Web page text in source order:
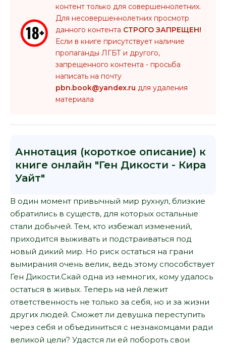
контент только для совершеннолетних.
Для несовершеннолетних просмотр
данного контента СТРОГО ЗАПРЕЩЕН!
Если в книге присутствует наличие
пропаганды ЛГБТ и другого,
запрещенного контента - просьба
написать на почту
pbn.book@yandex.ru для удаления
материала
Аннотация (короткое описание) к
книге онлайн "Ген Дикости - Кира
Уайт"
В один момент привычный мир рухнул, близкие
обратились в существ, для которых остальные
стали добычей. Тем, кто избежал изменений,
приходится выживать и подстраиваться под
новый дикий мир. Но риск остаться на грани
вымирания очень велик, ведь этому способствует
Ген Дикости.Скай одна из немногих, кому удалось
остаться в живых. Теперь на ней лежит
ответственность не только за себя, но и за жизни
других людей. Сможет ли девушка переступить
через себя и объединиться с незнакомцами ради
великой цели? Удастся ли ей побороть свои